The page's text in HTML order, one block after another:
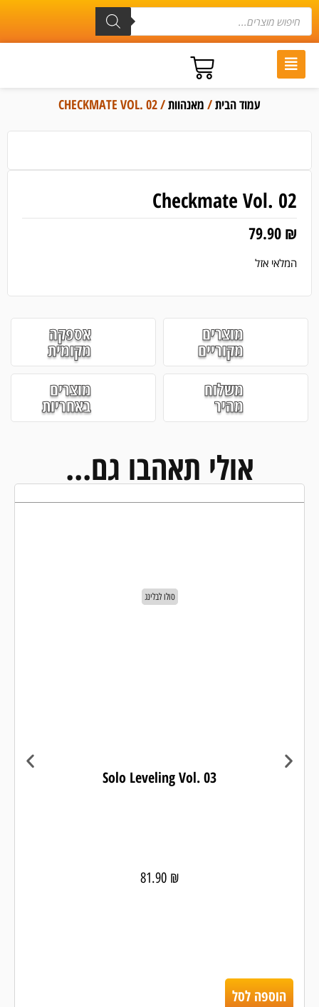
עמוד הבית/ מאנהוות/ CHECKMATE VOL. 02
Checkmate Vol. 02
79.90 ₪
המלאי אזל
מוצרים
מקוריים
אספקה
מקומית
משלוח
מהיר
מוצרים
באחריות
אולי תאהבו גם...
סולו לבלינג
Solo Leveling Vol. 03
81.90 ₪
הוספה לסל